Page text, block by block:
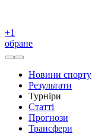
+1
обране
Новини спорту
Результати
Турніри
Статті
Прогнози
Трансфери